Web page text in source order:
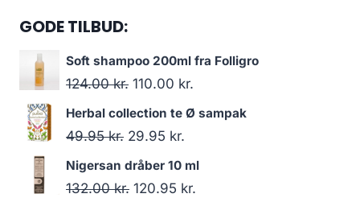
GODE TILBUD:
Soft shampoo 200ml fra Folligro
124.00kr. Den
oprindelige
pris
124.00 kr..
110.00 kr.
aktuelle
Herbal collection te Ø sampak
49.95kr. Den
oprindelige
pris
29.95 kr.
aktuelle
pris
Nigersan dråber 10 ml
132.00kr. Den
120.95 kr.